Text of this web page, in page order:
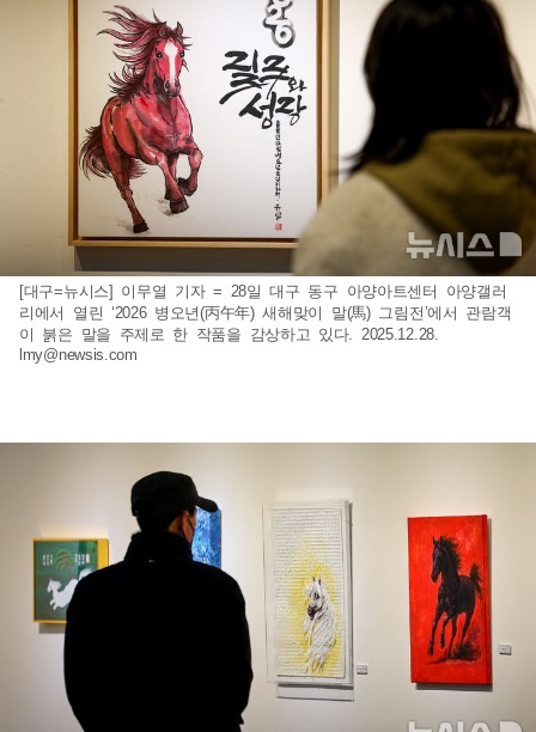
[대구=뉴시스] 이무열 기자 = 28일 대구 동구 아양아트센터 아양갤러
리에서 열린 ‘2026 병오년(丙午年) 새해맞이 말(馬) 그림전’에서 관람객
이 붉은 말을 주제로 한 작품을 감상하고 있다. 2025.12.28.
lmy@newsis.com